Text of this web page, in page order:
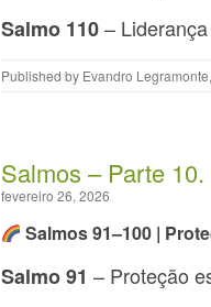
Salmo 110–
Published by Evandro Legramonte
Salmos – Parte 10.
fevereiro 26, 2026
Salmos 91–100 |
Salmo 91 – Proteção